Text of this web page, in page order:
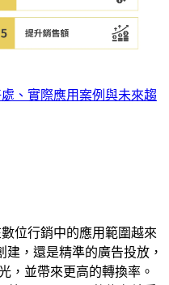
、實際應用案例與未來趨
位行銷中的應用範圍越來
，還是精準的廣告投放，
，並帶來更高的轉換率。